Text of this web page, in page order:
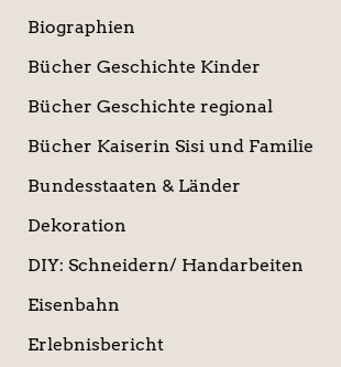
Biographien
Bücher Geschichte Kinder
Bücher Geschichte regional
Bücher Kaiserin Sisi und Familie
Bundesstaaten & Länder
Dekoration
DIY: Schneidern/ Handarbeiten
Eisenbahn
Erlebnisbericht